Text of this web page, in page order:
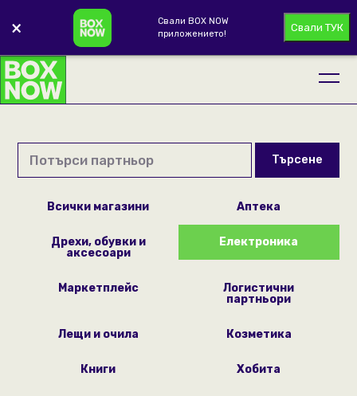
×
Свали BOX NOW
приложението!
Свали ТУК
Търсене
Всички магазини Аптека
Дрехи, обувки и
аксесоари
Електроника
Маркетплейс
Логистични
партньори
Лещи и очила Козметика
Книги Хобита